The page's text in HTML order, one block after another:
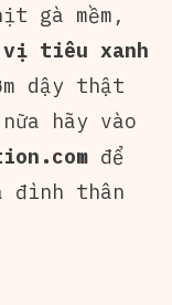
gà mềm,
vị tiêu xanh
dậy thật
hãy vào
để
đình thân